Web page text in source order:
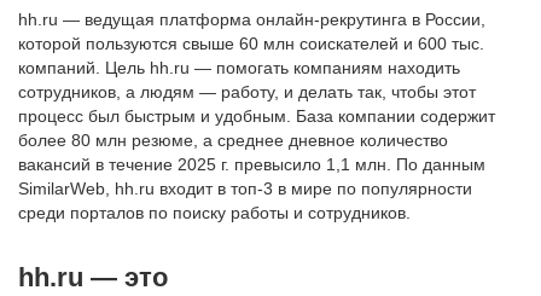
hh.ru — ведущая платформа онлайн-рекрутинга в России,
которой пользуются свыше 60 млн соискателей и 600 тыс.
компаний. Цель hh.ru — помогать компаниям находить
сотрудников, а людям — работу, и делать так, чтобы этот
процесс был быстрым и удобным. База компании содержит
более 80 млн резюме, а среднее дневное количество
вакансий в течение 2025 г. превысило 1,1 млн. По данным
SimilarWeb, hh.ru входит в топ-3 в мире по популярности
среди порталов по поиску работы и сотрудников.
hh.ru — это